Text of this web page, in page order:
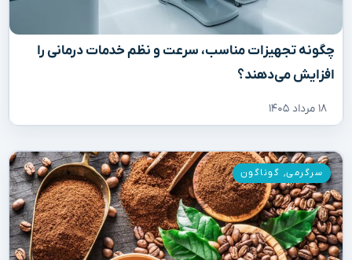
چگونه تجهیزات مناسب، سرعت و نظم خدمات درمانی را
افزایش می‌دهند؟
۱۸ مرداد ۱۴۰۵
سرگرمی, گوناگون